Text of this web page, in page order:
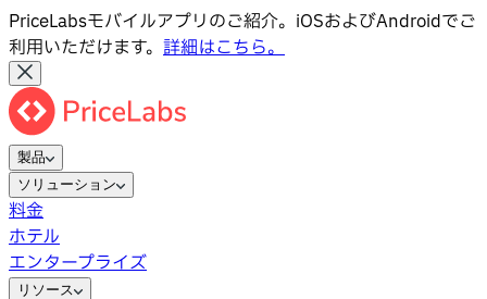
PriceLabsモバイルアプリのご紹介。iOSおよびAndroidでご
利用いただけます。 詳細はこちら。
製品
ソリューション
料金
ホテル
エンタープライズ
リソース